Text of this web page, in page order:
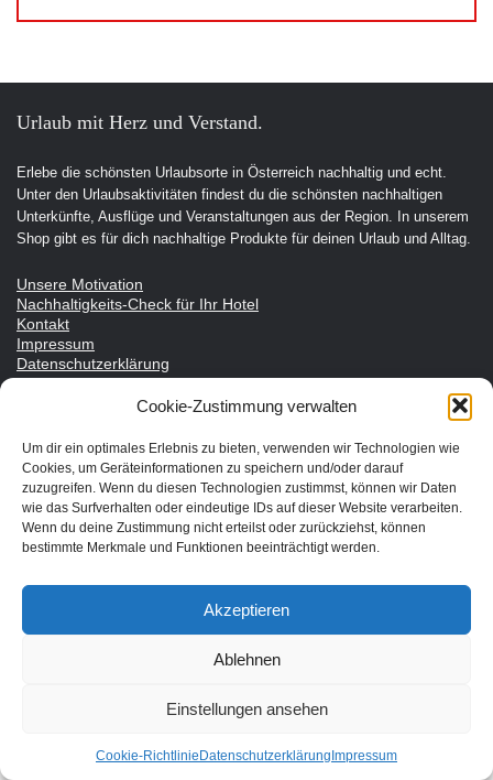
Cookie-Zustimmung verwalten
Um dir ein optimales Erlebnis zu bieten, verwenden wir Technologien wie
Cookies, um Geräteinformationen zu speichern und/oder darauf
zuzugreifen. Wenn du diesen Technologien zustimmst, können wir Daten
wie das Surfverhalten oder eindeutige IDs auf dieser Website verarbeiten.
Wenn du deine Zustimmung nicht erteilst oder zurückziehst, können
bestimmte Merkmale und Funktionen beeinträchtigt werden.
Akzeptieren
Ablehnen
Einstellungen ansehen
Cookie-Richtlinie Datenschutzerklärung Impressum
Urlaub mit Herz und Verstand.
Erlebe die schönsten Urlaubsorte in Österreich nachhaltig und echt.
Unter den Urlaubsaktivitäten findest du die schönsten nachhaltigen
Unterkünfte, Ausflüge und Veranstaltungen aus der Region. In unserem
Shop gibt es für dich nachhaltige Produkte für deinen Urlaub und Alltag.
Unsere Motivation
Nachhaltigkeits-Check für Ihr Hotel
Kontakt
Impressum
Datenschutzerklärung
Nachhaltiger Urlaub in den Bundesländern Österreichs
Burgenland
Kärnten
Niederösterreich
Steiermark
Nachhaltige Unterkünfte für deinen Urlaub